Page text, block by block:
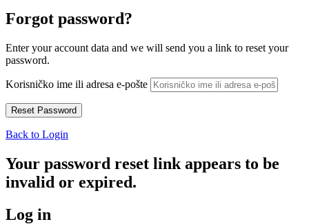
Forgot password?
Enter your account data and we will send you a link to reset your
password.
Korisničko ime ili adresa e-pošte
Back to Login
Your password reset link appears to be
invalid or expired.
Log in